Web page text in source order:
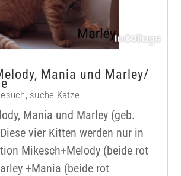
Mania und Marley/
, suche Katze
Mania und Marley (geb.
vier Kitten werden nur in
Mikesch+Melody (beide rot
+Mania (beide rot